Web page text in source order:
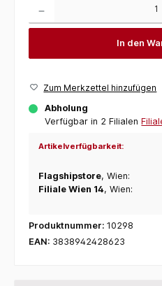
In den
Zum Merkzettel hinzufügen
Abholung
Verfügbar in 2 Filialen
Artikelverfügbarkeit:
Flagshipstore, Wien:
Filiale Wien 14, Wien:
Produktnummer: 10298
EAN: 3838942428623